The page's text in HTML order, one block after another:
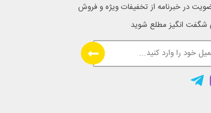
در خبرنامه از تخفیفات ویژه و فروش
شگفت انگیز مطلع شوید